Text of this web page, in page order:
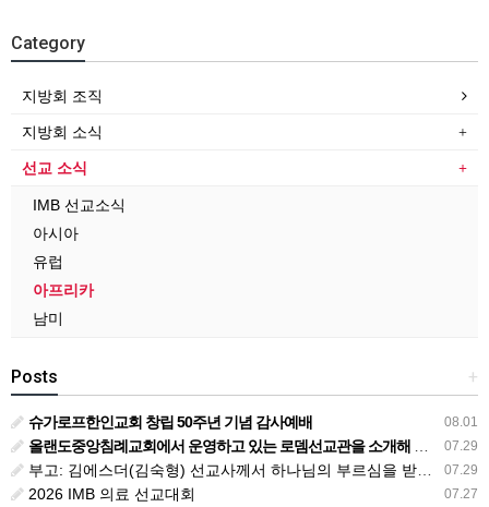
Category
지방회 조직
지방회 소식
선교 소식
IMB 선교소식
아시아
유럽
아프리카
남미
+
Posts
08.01
슈가로프한인교회 창립 50주년 기념 감사예배
07.29
올랜도중앙침례교회에서 운영하고 있는 로뎀선교관을 소개해 드립니다
07.29
부고: 김에스더(김숙형) 선교사께서 하나님의 부르심을 받았습니다.
07.27
2026 IMB 의료 선교대회